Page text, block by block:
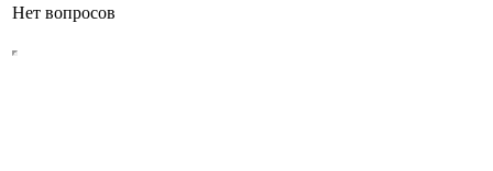
Нет вопросов